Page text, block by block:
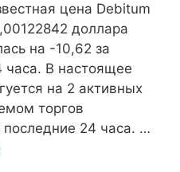
цена Debitum
доллара
на -10,62 за
часа. В настоящее
на 2 активных
торгов
последние 24 часа. …